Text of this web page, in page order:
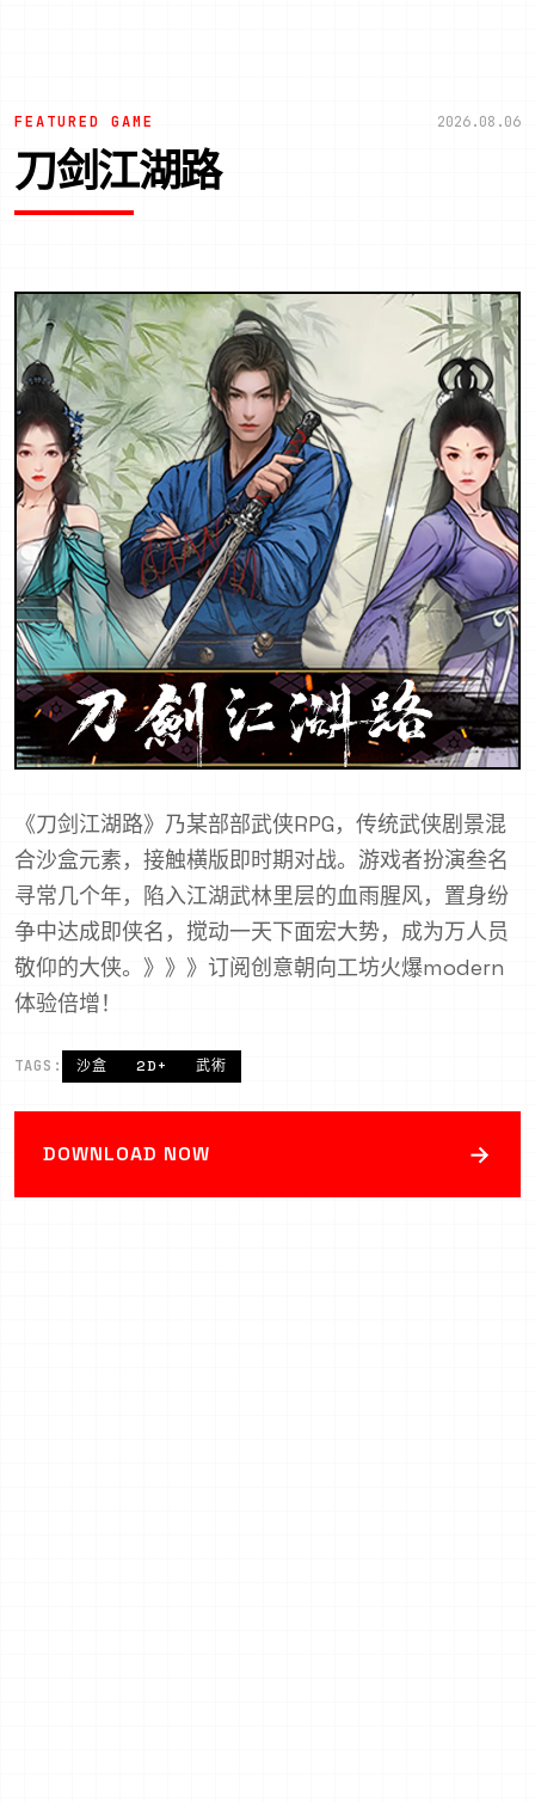
FEATURED GAME 2026.08.06
刀剑江湖路
《刀剑江湖路》乃某部部武侠RPG，传统武侠剧景混
合沙盒元素，接触横版即时期对战。游戏者扮演叁名
寻常几个年，陷入江湖武林里层的血雨腥风，置身纷
争中达成即侠名，搅动一天下面宏大势，成为万人员
敬仰的大侠。》》》订阅创意朝向工坊火爆modern
体验倍增！
TAGS: 沙盒 2D+ 武術
DOWNLOAD NOW →